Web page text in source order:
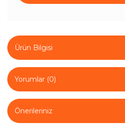
Ürün Bilgisi
Yorumlar (0)
Önerileriniz